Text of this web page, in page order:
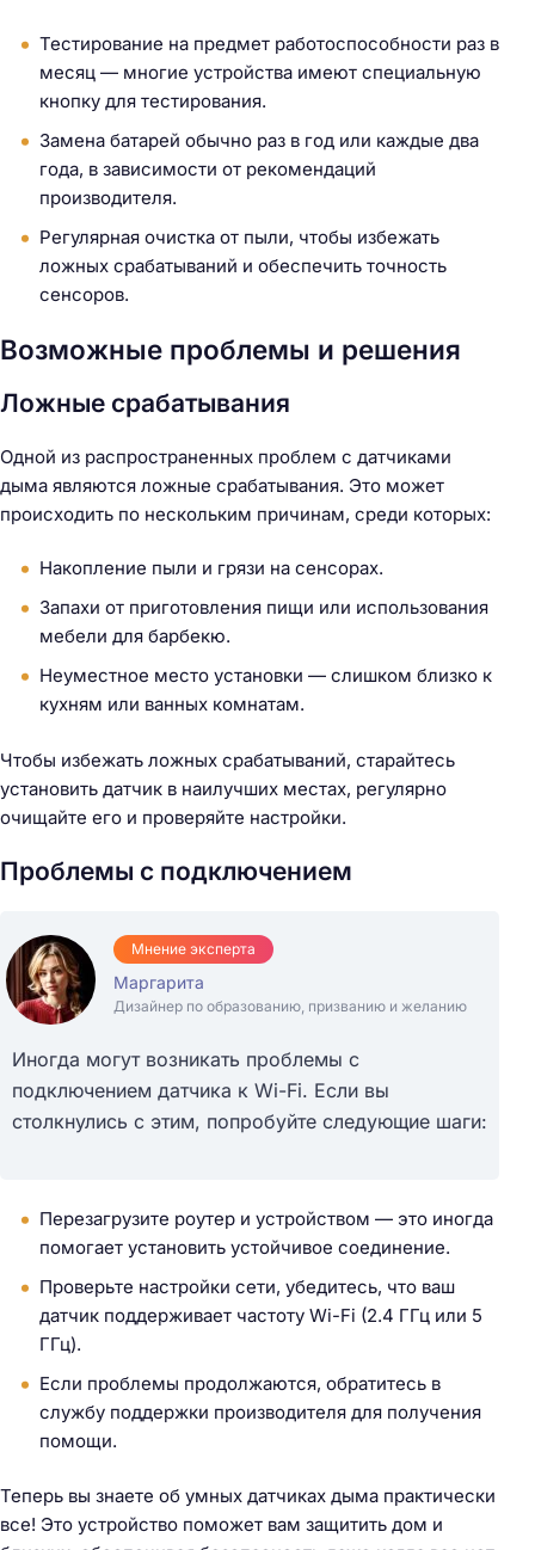
Тестирование на предмет работоспособности раз в
месяц — многие устройства имеют специальную
кнопку для тестирования.
Замена батарей обычно раз в год или каждые два
года, в зависимости от рекомендаций
производителя.
Регулярная очистка от пыли, чтобы избежать
ложных срабатываний и обеспечить точность
сенсоров.
Возможные проблемы и решения
Ложные срабатывания
Одной из распространенных проблем с датчиками
дыма являются ложные срабатывания. Это может
происходить по нескольким причинам, среди которых:
Накопление пыли и грязи на сенсорах.
Запахи от приготовления пищи или использования
мебели для барбекю.
Неуместное место установки — слишком близко к
кухням или ванных комнатам.
Чтобы избежать ложных срабатываний, старайтесь
установить датчик в наилучших местах, регулярно
очищайте его и проверяйте настройки.
Проблемы с подключением
Мнение эксперта
Маргарита
Дизайнер по образованию, призванию и желанию
Иногда могут возникать проблемы с
подключением датчика к Wi-Fi. Если вы
столкнулись с этим, попробуйте следующие шаги:
Перезагрузите роутер и устройством — это иногда
помогает установить устойчивое соединение.
Проверьте настройки сети, убедитесь, что ваш
датчик поддерживает частоту Wi-Fi (2.4 ГГц или 5
ГГц).
Если проблемы продолжаются, обратитесь в
службу поддержки производителя для получения
помощи.
Теперь вы знаете об умных датчиках дыма практически
все! Это устройство поможет вам защитить дом и
а
т
: